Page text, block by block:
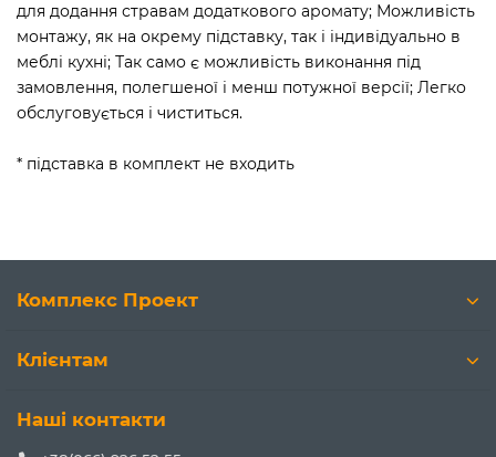
для додання стравам додаткового аромату; Можливість
монтажу, як на окрему підставку, так і індивідуально в
меблі кухні; Так само є можливість виконання під
замовлення, полегшеної і менш потужної версії; Легко
обслуговується і чиститься.
* підставка в комплект не входить
Комплекс Проект
Клієнтам
Наші контакти